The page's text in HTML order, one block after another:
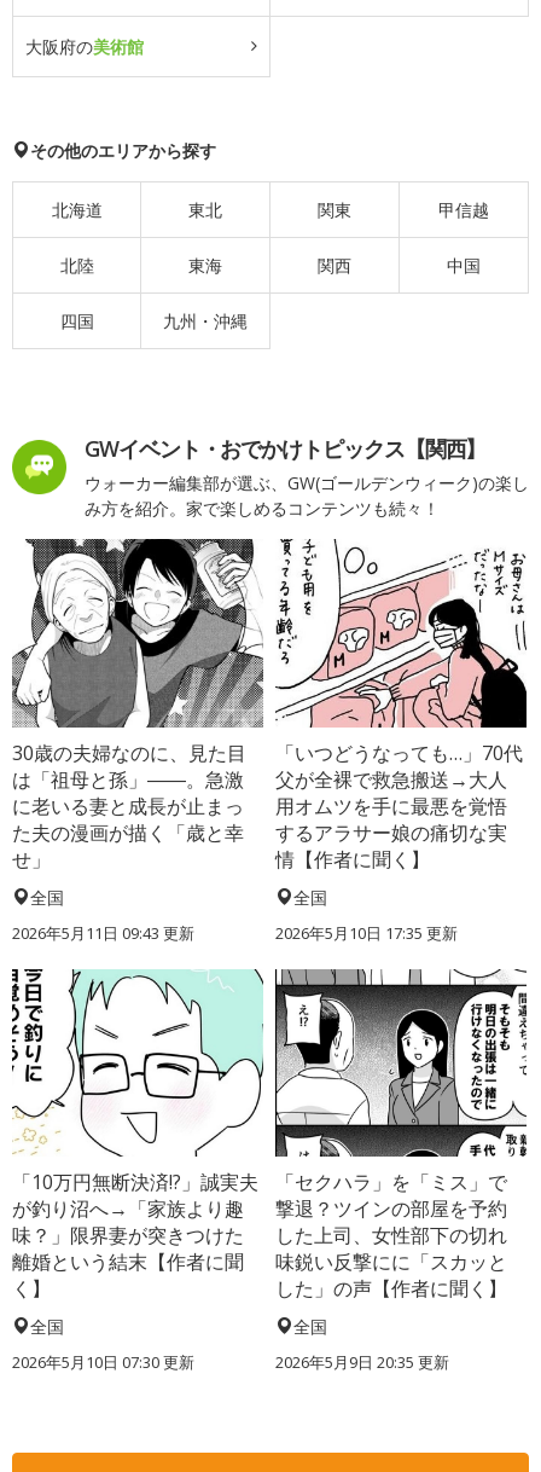
大阪府の美術館
その他のエリアから探す
北海道 東北 関東 甲信越
北陸 東海 関西 中国
四国 九州・沖縄
GWイベント・おでかけトピックス【関西】
ウォーカー編集部が選ぶ、GW(ゴールデンウィーク)の楽し
み方を紹介。家で楽しめるコンテンツも続々！
30歳の夫婦なのに、見た目
は「祖母と孫」――。急激
に老いる妻と成長が止まっ
た夫の漫画が描く「歳と幸
せ」
全国
2026年5月11日 09:43 更新
「いつどうなっても…」70代
父が全裸で救急搬送→大人
用オムツを手に最悪を覚悟
するアラサー娘の痛切な実
情【作者に聞く】
全国
2026年5月10日 17:35 更新
「10万円無断決済!?」誠実夫
が釣り沼へ→「家族より趣
味？」限界妻が突きつけた
離婚という結末【作者に聞
く】
全国
2026年5月10日 07:30 更新
「セクハラ」を「ミス」で
撃退？ツインの部屋を予約
した上司、女性部下の切れ
味鋭い反撃にに「スカッと
した」の声【作者に聞く】
全国
2026年5月9日 20:35 更新